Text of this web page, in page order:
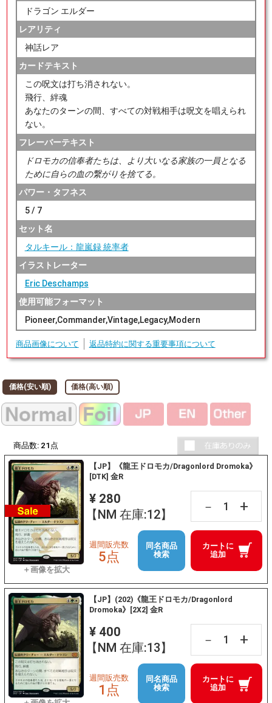
ドラゴン エルダー
レアリティ
神話レア
カードテキスト
この呪文は打ち消されない。
飛行、絆魂
あなたのターンの間、すべての対戦相手は呪文を唱えられ
ない。
フレーバーテキスト
ドロモカの信奉者たちは、より大いなる家族の一員となる
ために自らの血の繋がりを捨てる。
パワー・タフネス
5 / 7
セット名
タルキール：龍嵐録 統率者
イラストレーター
Eric Deschamps
使用可能フォーマット
Pioneer,Commander,Vintage,Legacy,Modern
商品画像について 返品特約に関する重要事項について
価格(安い順) 価格(高い順)
商品数: 21 点
【JP】《龍王ドロモカ/Dragonlord Dromoka》
[DTK] 金R
¥ 280
【NM 在庫:12】
－ +
カートに
追加
週間販売数
5点
同名商品
検索
【JP】(202)《龍王ドロモカ/Dragonlord
Dromoka》[2X2] 金R
¥ 400
【NM 在庫:13】
－ +
カートに
追加
週間販売数
1点
同名商品
検索